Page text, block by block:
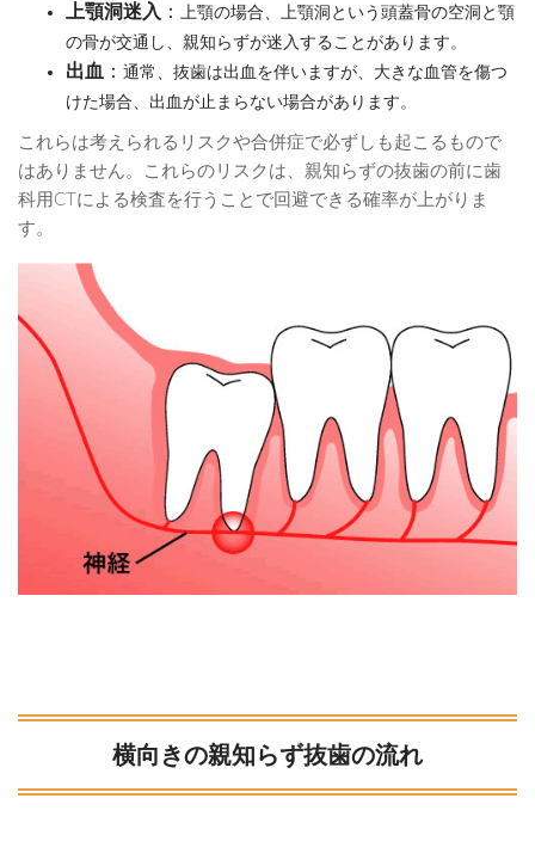
上顎洞迷入 ： 上顎の場合、上顎洞という頭蓋骨の空洞と顎
の骨が交通し、親知らずが迷入することがあります。
出血 ： 通常、抜歯は出血を伴いますが、大きな血管を傷つ
けた場合、出血が止まらない場合があります。
これらは考えられるリスクや合併症で必ずしも起こるもので
はありません。これらのリスクは、親知らずの抜歯の前に歯
科用CTによる検査を行うことで回避できる確率が上がりま
す。
横向きの親知らず抜歯の流れ